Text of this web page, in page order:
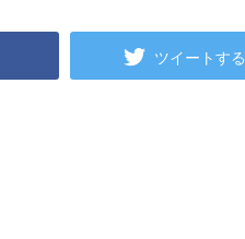
ツイートする